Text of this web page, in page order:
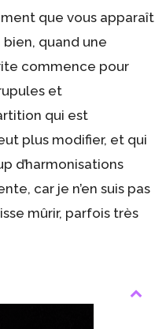
que vous apparaît
quand une
commence pour
et
qui est
plus modifier, et qui
d’harmonisations
car je n’en suis pas
mûrir, parfois très